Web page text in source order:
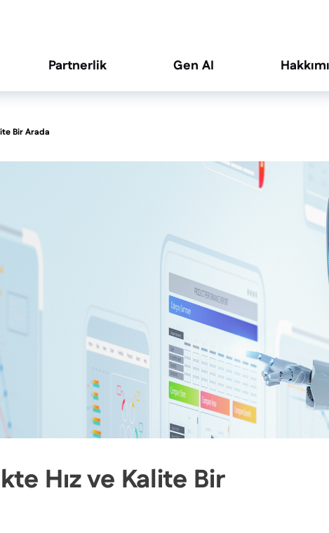
Partnerlik Gen AI
Bir Arada
Hız ve Kalite Bir